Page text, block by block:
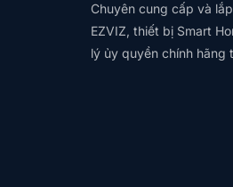
Chuyên cung cấp và
EZVIZ, thiết bị Smart
lý ủy quyền chính hãng